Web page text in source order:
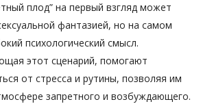
плод” на первый взгляд может
фантазией, но на самом
психологический смысл.
этот сценарий, помогают
от стресса и рутины, позволяя им
запретного и возбуждающего.